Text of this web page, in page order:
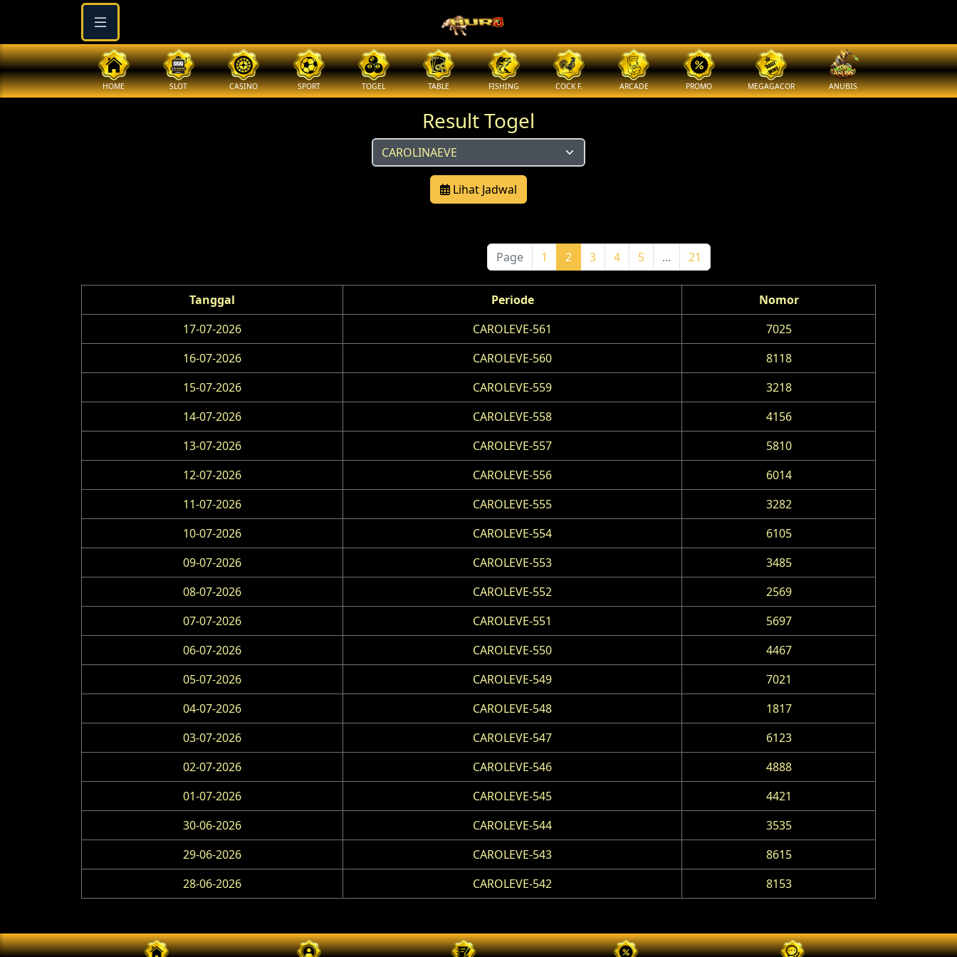
HOME SLOT CASINO SPORT TOGEL TABLE FISHING COCK F. ARCADE PROMO MEGAGACOR ANUBIS
Result Togel
Lihat Jadwal
Page 1 2 3 4 5 ... 21
Tanggal Periode
Nomor
17-07-2026
CAROLEVE-561
7025
16-07-2026
CAROLEVE-560
8118
15-07-2026
CAROLEVE-559
3218
14-07-2026
CAROLEVE-558
4156
13-07-2026
CAROLEVE-557
5810
12-07-2026
CAROLEVE-556
6014
11-07-2026
CAROLEVE-555
3282
10-07-2026
CAROLEVE-554
6105
09-07-2026
CAROLEVE-553
3485
08-07-2026
CAROLEVE-552
2569
07-07-2026
CAROLEVE-551
5697
06-07-2026
CAROLEVE-550
4467
05-07-2026
CAROLEVE-549
7021
04-07-2026
CAROLEVE-548
1817
03-07-2026
CAROLEVE-547
6123
02-07-2026
CAROLEVE-546
4888
01-07-2026
CAROLEVE-545
4421
30-06-2026
CAROLEVE-544
3535
29-06-2026
CAROLEVE-543
8615
28-06-2026
CAROLEVE-542 8153